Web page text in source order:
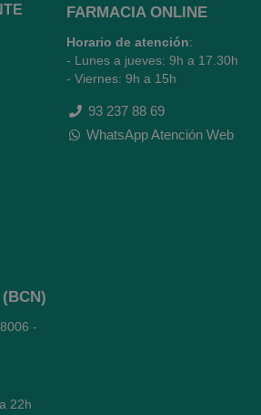
FARMACIA ONLINE
Horario de atención:
- Lunes a jueves: 9h a 17.30h
- Viernes: 9h a 15h
93 237 88 69
WhatsApp Atención Web
(BCN)
-
22h